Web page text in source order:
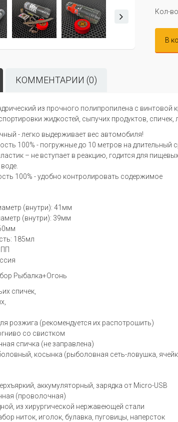
Кол-
В
КОММЕНТАРИИ (0)
из прочного полипропилена с
жидкостей, сыпучих продуктов,
- легко выдерживает вес автомобиля!
100% - погружные до 10 метров на длительный
– не вступает в реакцию, годится для
100% - удобно контролировать содержимое
(внутри): 41мм
(внутри): 39мм
185мл
Рыбалка+Огонь
спичек,
розжига (рекомендуется их распотрошить)
со свистком
спичка (не заправлена)
косынка (рыболовная сеть-ловушка,
аккумуляторный, зарядка от Micro-USB
(проволочная)
из хирургической нержавеющей стали
ниток, иголок, булавка, пуговицы, наперсток